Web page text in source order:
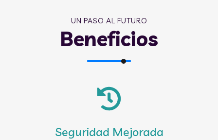
UN PASO AL FUTURO
Beneficios
Seguridad Mejorada